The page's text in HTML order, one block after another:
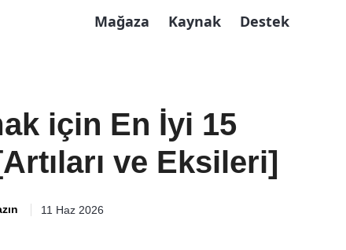
Mağaza Kaynak Destek
için En İyi 15
ve Eksileri]
11 Haz 2026